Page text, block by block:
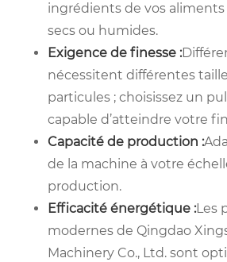
ingrédients de vos
secs ou humides.
Exigence de finesse :
nécessitent différentes
particules ; choisissez un
capable d’atteindre votre
Capacité de production :
de la machine à votre
production.
Efficacité énergétique :Les
modernes de Qingdao
Machinery Co., Ltd. sont